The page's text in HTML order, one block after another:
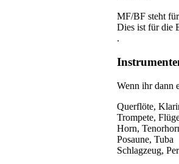
MF/BF steht
Dies ist für die
.
Wenn ihr dann
Querflöte,
Trompete,
Horn,
Posaune, Tuba
Schlagzeug,